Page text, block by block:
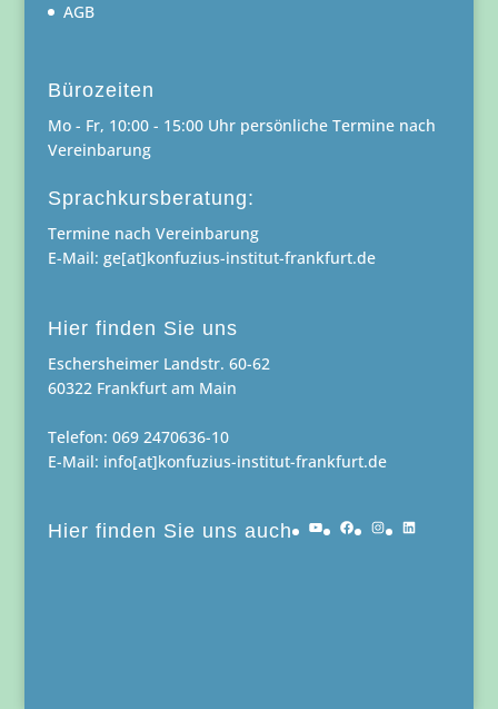
AGB
Bürozeiten
Mo - Fr, 10:00 - 15:00 Uhr persönliche Termine nach
Vereinbarung
Sprachkursberatung:
Termine nach Vereinbarung
E-Mail: ge[at]konfuzius-institut-frankfurt.de
Hier finden Sie uns
Eschersheimer Landstr. 60-62
60322 Frankfurt am Main
Telefon: 069 2470636-10
E-Mail: info[at]konfuzius-institut-frankfurt.de
Hier finden Sie uns auch YouTubeFacebook
Instagram
LinkedIn